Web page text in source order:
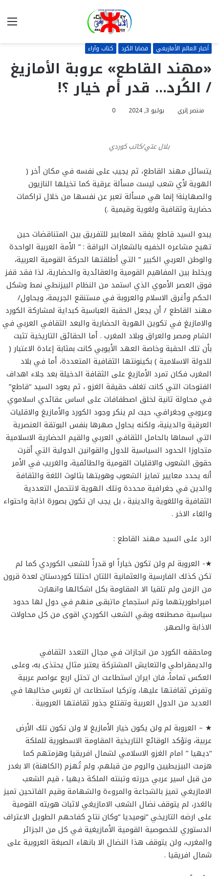
أخبار العالم الأمازيغي قضايا الكرد كتاب وآراء
«مهند القاطع» عروبة الأمازيغ
/ الكُرد… قدر أم خيار ؟!
منتصر إثري يوليو 3, 2024 0
بلال عتي/كاتب كوردي
يتسائل مهند القاطع، ثم يجيب على نفسه في مكان أخر (
الهوية لأي شعب ليست مسألة عرقية كما تخيلها النازيون
والصهاينة! إنما هي مسألة تعبر عن نفسها من خلال تراكمات
حضارية وثقافية ولغوية وقيمية .)
يبدو السيد قاطع يفقد المعايير للتفريق بين المتناقضات حين
تهيج مشاعره الخفيه بالشعارات البراقة : ” الأمة العربية الواحدة
والوطن العربي الكبير ” التي أطلقتها الحركة القومية العربية،
ويخلط بين المفاهيم القومية والعقائدية والحضارية، لذا فقد قفز
فوق العصر الأموي الذي استمد من النظام البيزنطي نمط وشكل
الحكم وأغرق الاسلام والعروبة في مستنقع الجريمة، ويحاول/
مهند القاطع / أن يجعل الحقبة العباسية كبداية لمشاركة الكورد
والامازيغ في تكوين الهوية الحضارية والبعد الثقافي العربي في
الشام ومصر والعراق وبلاد المغرب . أما الحقائق التاريخية تثبت
بأن تلك الحقبة وخاصة العهد الأيوبي كانت بمثابة إعادة الاعتبار (
للدولة الاسلامية ) بكينونتها الثقافية المتعددة، أما في بلاد
المغرب فكان تمرد الأمازيغ على الثقافة الدخيلة بعد جلاء اهداف
الفتوحات التي كانت تغلف حقيقة الغزو ، ثم يعود السيد “قاطع”
في محاولة ثانية لخلق اصطفافات على اساس عقائدي اسلاموي
وعروبي وجغرافي، حيث لم ينكر وجود الكورد والأمازيغ والاقليات
العرقية والدينية، ولكنه يحاول صهرها بنفس البوتقة العنصرية
التي اسماها بالحامل الثقافي العربي والقيم الحضارية الاسلامية
متجاوزا الحدود السياسية للدول والقوانين الدولية التي أقرت
حقوق الشعوب والاقليات القومية والطائفية، والغريب في الأمر
أنه يحدد معايير تمايز الشعوب وهويتها بثالوث اللغة والثقافة
والدين في جغرافية محددة وتلك الهوية لاتتحمل التعددية
الثقافية واللغوية والدينية ، بل يجب ان تكون بصورة اذابة واحتواء
والغاء الاخر .
الرد على السيد مهند القاطع :
★- العروبة لم ولن تكون خياراً او قدراً للشعب الكوردي كما لم
تكن كذلك الفارسية والعثمانية اللتان احتلتا كوردستان لعدة قرون
من الزمن ولم تلقيا الا المقاومة بكل اشكالها وانهارت
امبراطوريتهما وتم استجماع ماتبقى منهم في دول لها حدود
سياسية مصطنعه وبقي الشعب الكوردي اقوى من كل محاولات
الاذابة والصهر.
وماحققه الكورد من انجازات في مجال التعدد الثقافي
والديمقراطي والتعايش المشتركة يعتبر مثال يحتذى به، وعلى
العكس تماماً، فان ايران استطاعت ان تحتل اربع عواصم عربية
وتفرض ثقافتها عليها، وتركيا استطاعت ان تغرس مخالبها في
العديد من الدول العربية وتقتلع جذور ثقافتها العروبية .
★ – العروبة لم ولن يكون خيار الأمازيغ لا ولن تكون تلك الأرض
عربية، وتؤكد الوقائع التاريخية المقاومة الاسطورية للملكة
“ديهيا ” امام الغزو الاسلامي لشمال افريقيا وهزمتهم كما
هزمت البيزيطيين والروم من قبلهم، ولم تُهزم (الكاهنة) الا بغدر
من قبل اسير عربي حررته وتبنته الملكة ديهيا ، قيم الشعب
الامازيغي تميز بالشجاعة والمروءة والشهامة وقيم الفاتحين تميز
بالغدر، لم يتوقف نضال الشعب الامازيغي لاثبات هويته القومية
على ارضه التاريخي “نوميديا “وكان نتاج كفاحهم الطويل الاعتراف
الدستوري للخصوصية القومية الأمازيغية في كل من الجزائر
والمغرب، ولن يتوقف هذا النضال الا بانهاء الصبغة العروبية على
شمال افريقيا .